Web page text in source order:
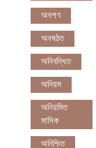
অনশণ
অনষঠত
অনিবন্ধিত
অনিয়ম
অনিয়মিত
মাসিক
অনিশ্চিত